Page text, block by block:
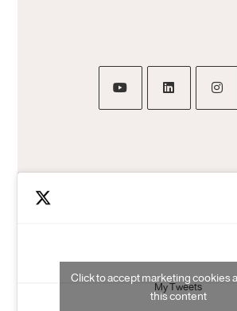
My Tweets
Click to accept marketing cookies
this content